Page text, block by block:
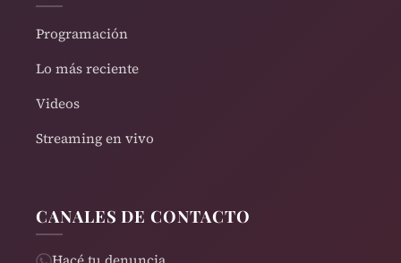
Programación
Lo más reciente
Videos
Streaming en vivo
CANALES DE CONTACTO